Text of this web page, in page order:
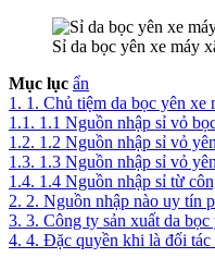
Sỉ da bọc yên xe máy
Mục lục ẩn
1. 1. Chủ tiệm da bọc yên xe
1.1. 1.1 Nguồn nhập sỉ vỏ
1.2. 1.2 Nguồn nhập sỉ vỏ
1.3. 1.3 Nguồn nhập sỉ vỏ
1.4. 1.4 Nguồn nhập sỉ từ
2. 2. Nguồn nhập nào uy tín
3. 3. Công ty sản xuất da
4. 4. Đặc quyền khi là đối tác